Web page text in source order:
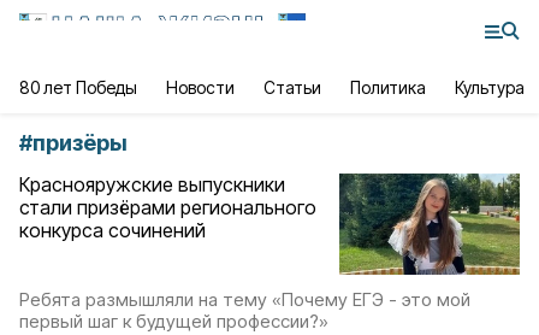
80 лет Победы Новости Статьи Политика Культура
#призёры
Краснояружские выпускники
стали призёрами регионального
конкурса сочинений
Ребята размышляли на тему «Почему ЕГЭ - это мой
первый шаг к будущей профессии?»